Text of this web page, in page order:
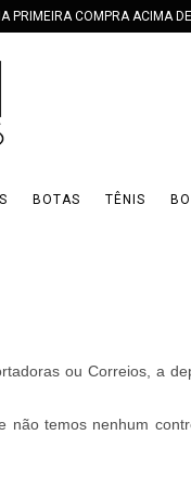
PRIMEIRA COMPRA ACIMA
BOTAS TÊNIS
ou Correios, a
temos nenhum